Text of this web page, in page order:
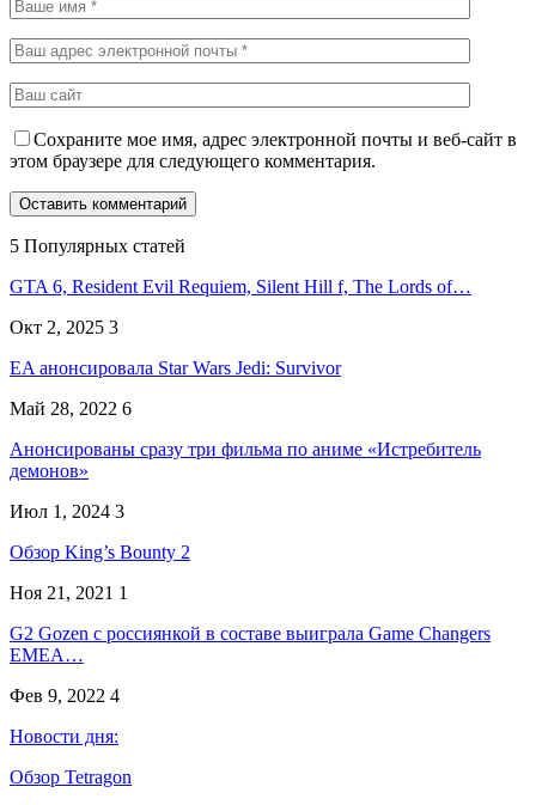
Сохраните мое имя, адрес электронной почты и веб-сайт в
этом браузере для следующего комментария.
5 Популярных статей
GTA 6, Resident Evil Requiem, Silent Hill f, The Lords of…
Окт 2, 2025 3
EA анонсировала Star Wars Jedi: Survivor
Май 28, 2022 6
Анонсированы сразу три фильма по аниме «Истребитель
демонов»
Июл 1, 2024 3
Обзор King’s Bounty 2
Ноя 21, 2021 1
G2 Gozen с россиянкой в составе выиграла Game Changers
EMEA…
Фев 9, 2022 4
Новости дня:
Обзор Tetragon